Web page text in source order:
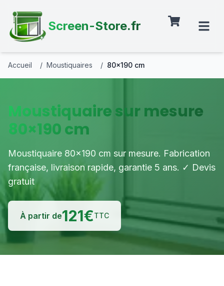
Screen-Store.fr
Accueil / Moustiquaires / 80×190 cm
Moustiquaire sur mesure
80×190 cm
Moustiquaire 80×190 cm sur mesure. Fabrication
française, livraison rapide, garantie 5 ans. ✓ Devis
gratuit
À partir de121€TTC